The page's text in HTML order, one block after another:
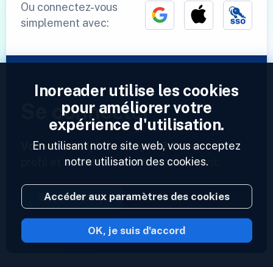
Ou connectez-vous
simplement avec:
Se connecter
Vous avez déjà un compte ? Entrez votre
profil et accédez à vos flux maintenant.
Se connecter
2023 © Inoreader
Inoreader utilise les cookies
pour améliorer votre
expérience d'utilisation.
En utilisant notre site web, vous acceptez
notre utilisation des cookies.
Accéder aux paramètres des cookies
OK, je suis d'accord